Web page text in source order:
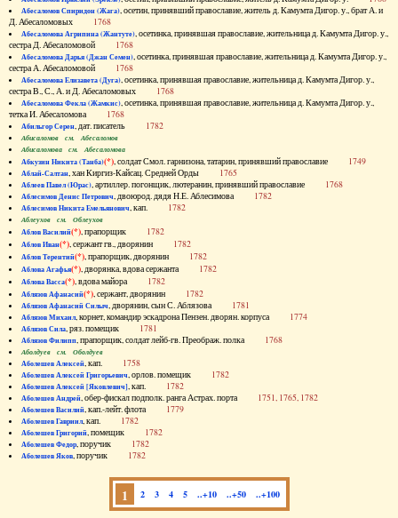
Абесаломов Спиридон (Жага), осетин, принявший православие, житель д. Камумта Дигор. у., брат А. и
Д. Абесаломовых 1768
Абесаломова Агрипина (Жантуте), осетинка, принявшая православие, жительница д. Камумта Дигор. у.,
сестра Д. Абесаломовой 1768
Абесаломова Дарья (Джан Семен), осетинка, принявшая православие, жительница д. Камумта Дигор. у.,
сестра А. Абесаломовой 1768
Абесаломова Елизавета (Дуга), осетинка, принявшая православие, жительница д. Камумта Дигор. у.,
сестра В., С., А. и Д. Абесаломовых 1768
Абесаломова Фекла (Жамкис), осетинка, принявшая православие, жительница д. Камумта Дигор. у.,
тетка И. Абесаломова 1768
Абильгор Серен, дат. писатель 1782
Абисаломов см. Абесаломов
Абисаломова см. Абесаломова
Абкузин Никита (Танба)(*), солдат Смол. гарнизона, татарин, принявший православие 1749
Аблай-Салтан, хан Киргиз-Кайсац. Средней Орды 1765
Аблеев Павел (Юрас), артиллер. погонщик, лютеранин, принявший православие 1768
Аблесимов Денис Петрович, двоюрод. дядя Н.Е. Аблесимова 1782
Аблесимов Никита Емельянович, кап. 1782
Аблеухов см. Облеухов
Аблов Василий(*), прапорщик 1782
Аблов Иван(*), сержант гв., дворянин 1782
Аблов Терентий(*), прапорщик, дворянин 1782
Аблова Агафья(*), дворянка, вдова сержанта 1782
Аблова Васса(*), вдова майора 1782
Аблязов Афанасий(*), сержант, дворянин 1782
Аблязов Афанасий Силыч, дворянин, сын С. Аблязова 1781
Аблязов Михаил, корнет, командир эскадрона Пензен. дворян. корпуса 1774
Аблязов Сила, ряз. помещик 1781
Аблязов Филипп, прапорщик, солдат лейб-гв. Преображ. полка 1768
Аболдуев см. Оболдуев
Аболешев Алексей, кап. 1758
Аболешев Алексей Григорьевич, орлов. помещик 1782
Аболешев Алексей [Яковлевич], кап. 1782
Аболешев Андрей, обер-фискал подполк. ранга Астрах. порта 1751, 1765, 1782
Аболешев Василий, кап.-лейт. флота 1779
Аболешев Гавриил, кап. 1782
Аболешев Григорий, помещик 1782
Аболешев Федор, поручик 1782
Аболешев Яков, поручик 1782
1 2 3 4 5 ..+10 ..+50 ..+100